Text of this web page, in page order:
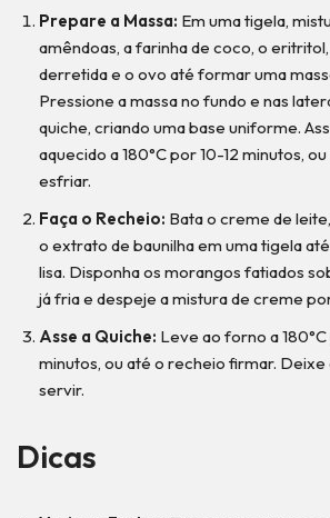
Prepare a Massa: Em uma tigela,
amêndoas, a farinha de coco, o
derretida e o ovo até formar uma
Pressione a massa no fundo e nas
quiche, criando uma base uniforme.
aquecido a 180°C por 10-12 minutos,
esfriar.
Faça o Recheio: Bata o creme de
o extrato de baunilha em uma tigela
lisa. Disponha os morangos fatiados
já fria e despeje a mistura de creme
Asse a Quiche: Leve ao forno a
minutos, ou até o recheio firmar.
servir.
Dicas